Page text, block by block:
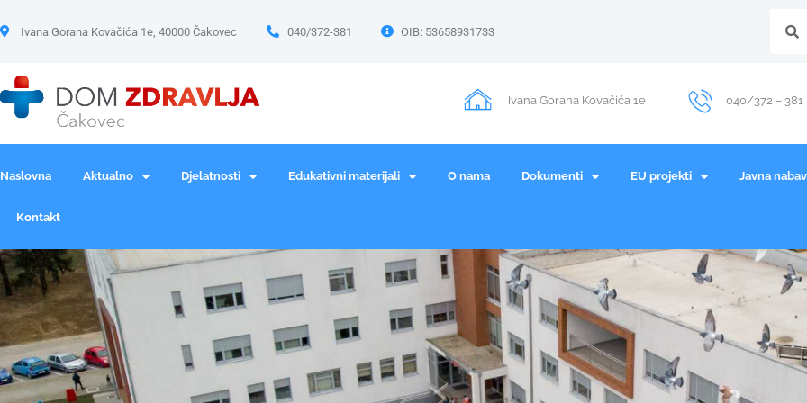
Ivana Gorana Kovačića 1e, 40000 Čakovec 040/372-381 OIB: 53658931733
Ivana Gorana Kovačića 1e 040/372 – 381
Naslovna Aktualno Djelatnosti Edukativni materijali O nama Dokumenti EU projekti Javna
Kontakt